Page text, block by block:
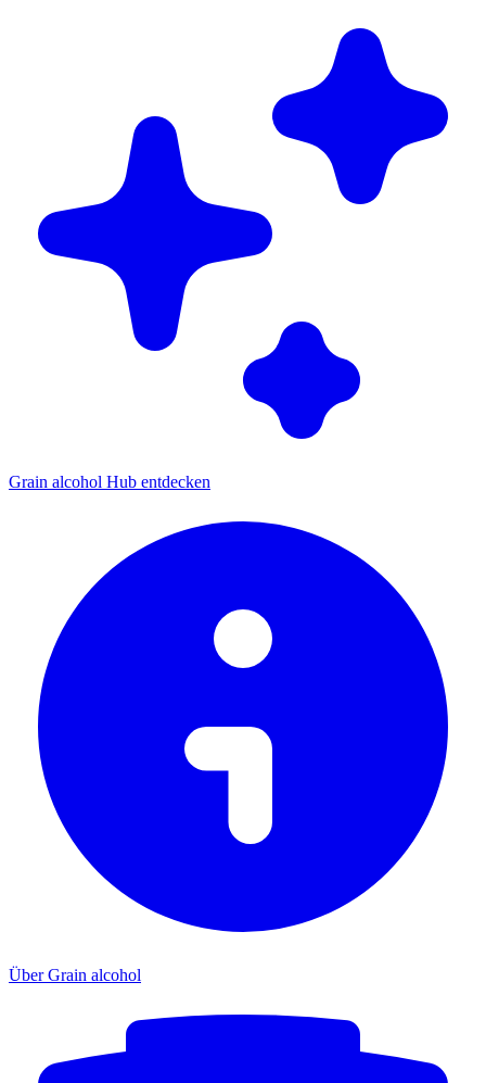
Grain alcohol Hub entdecken
Über Grain alcohol